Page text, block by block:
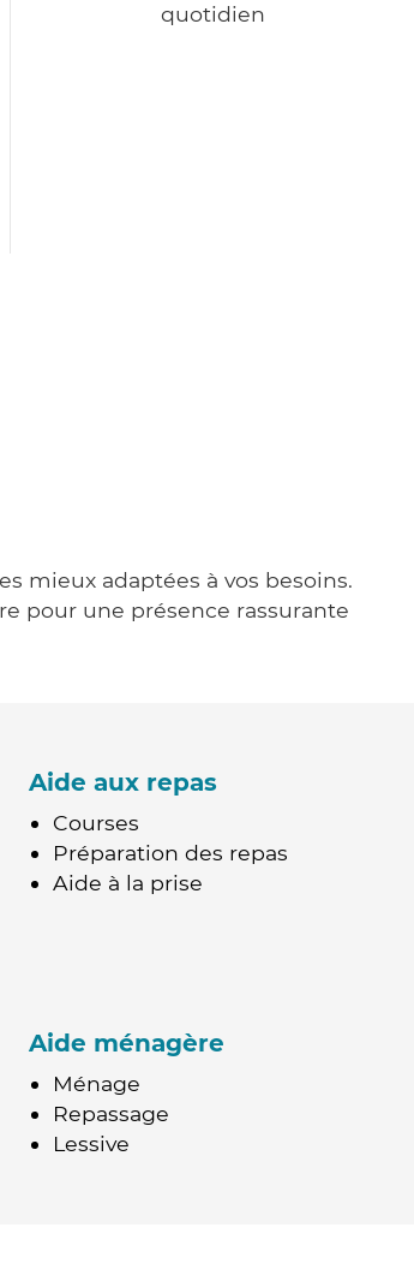
quotidien
mieux adaptées à vos besoins.
pour une présence rassurante
Aide aux repas
Courses
Préparation des repas
Aide à la prise
Aide ménagère
Ménage
Repassage
Lessive